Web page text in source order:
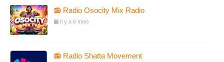
📻 Radio Osocity Mix Radio
Il y a 6 mois
📻 Radio Shatta Movement